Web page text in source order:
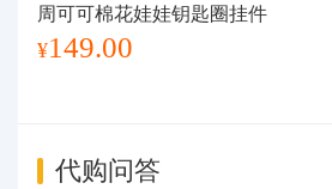
周可可棉花娃娃钥匙圈挂件
¥149.00
代购问答